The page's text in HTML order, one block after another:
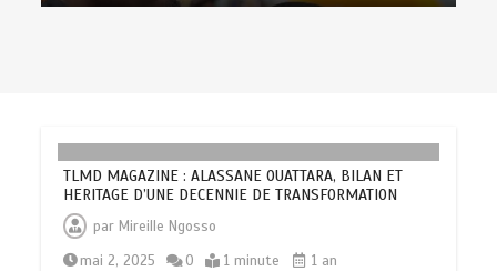
TLMD MAGAZINE : ALASSANE OUATTARA, BILAN ET
HERITAGE D’UNE DECENNIE DE TRANSFORMATION
par Mireille Ngosso
mai 2, 2025
0 1 minute
1 an